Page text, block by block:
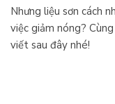
Nhưng liệu sơn cách
việc giảm nóng? Cùng
viết sau đây nhé!